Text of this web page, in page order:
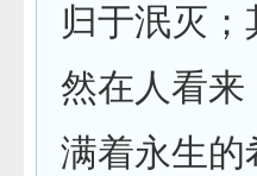
归于泯灭
然在人看来
满着永生的